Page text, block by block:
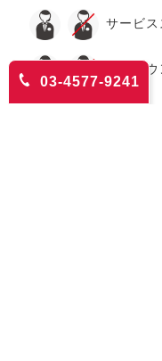
サービス
バーカ
03-4577-9241